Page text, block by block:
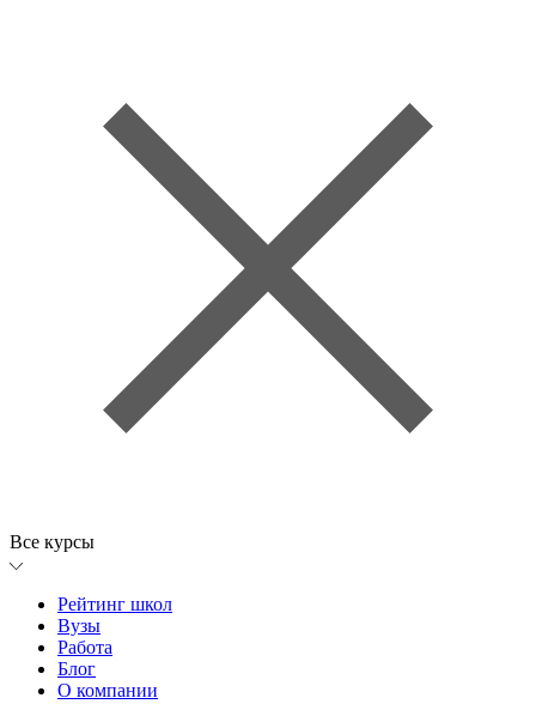
Все курсы
Рейтинг школ
Вузы
Работа
Блог
О компании